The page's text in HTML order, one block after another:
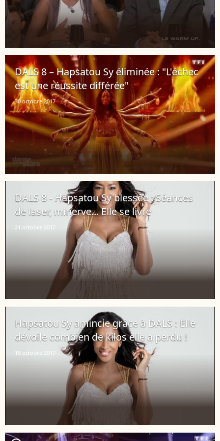
DALS 8 – Hapsatou Sy éliminée : "L'échec
est une réussite différée"
30 octobre 2017
DALS 8 - Hapsatou Sy blessée : Séances
de laser, minerve... Elle se livre
21 octobre 2017
Hapsatou Sy amincie grâce à DALS : Elle
dévoile combien de kilos elle a perdu !
18 octobre 2017